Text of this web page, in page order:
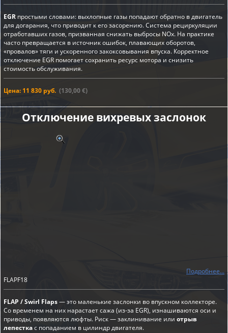
EGR простыми словами: выхлопные газы попадают обратно в двигатель
для догарания, что приводит к его засорению. Система рециркуляции
отработавших газов, призванная снижать выбросы NOx. На практике
часто превращается в источник ошибок, плавающих оборотов,
«провалов» тяги и ускоренного закоксовывания впуска. Корректное
отключение EGR помогает сохранить ресурс мотора и снизить
стоимость обслуживания.
Цена: 11 830 руб. (130,00 €)
Отключение вихревых заслонок
Подробнее...
FLAPF18
FLAP / Swirl Flaps— это маленькие заслонки во впускном коллекторе.
Со временем на них нарастает сажа (из-за EGR), изнашиваются оси и
приводы, появляются люфты. Риск — заклинивание или отрыв
лепесткас попаданием в цилиндр двигателя.